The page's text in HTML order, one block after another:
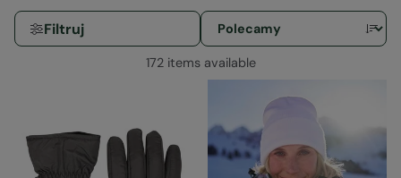
Filtruj
172 items available